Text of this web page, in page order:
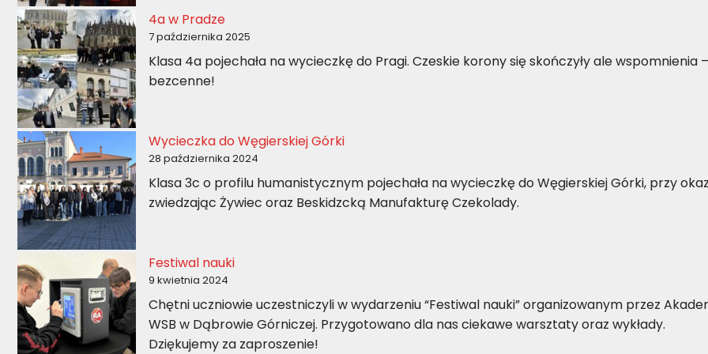
4a w Pradze
7 października 2025
Klasa 4a pojechała na wycieczkę do Pragi. Czeskie korony się skończyły ale wspomnienia –
bezcenne!
Wycieczka do Węgierskiej Górki
28 października 2024
Klasa 3c o profilu humanistycznym pojechała na wycieczkę do Węgierskiej Górki, przy
zwiedzając Żywiec oraz Beskidzcką Manufakturę Czekolady.
Festiwal nauki
9 kwietnia 2024
Chętni uczniowie uczestniczyli w wydarzeniu “Festiwal nauki” organizowanym przez
WSB w Dąbrowie Górniczej. Przygotowano dla nas ciekawe warsztaty oraz wykłady.
Dziękujemy za zaproszenie!